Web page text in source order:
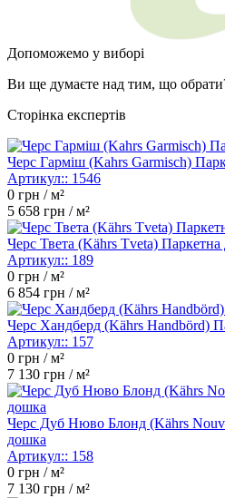
Допоможемо у виборі
Ви ще думаєте над тим, що
Сторінка експертів
Черс Гарміш (Kahrs Garmisch)
Артикул:: 1546
0 грн / м²
5 658 грн / м²
Черс Твета (Kährs Tveta)
Артикул:: 189
0 грн / м²
6 854 грн / м²
Черс Хандберд (Kährs Handbörd)
Артикул:: 157
0 грн / м²
7 130 грн / м²
Черс Дуб Нюво Блонд (Kährs
дошка
Артикул:: 158
0 грн / м²
7 130 грн / м²